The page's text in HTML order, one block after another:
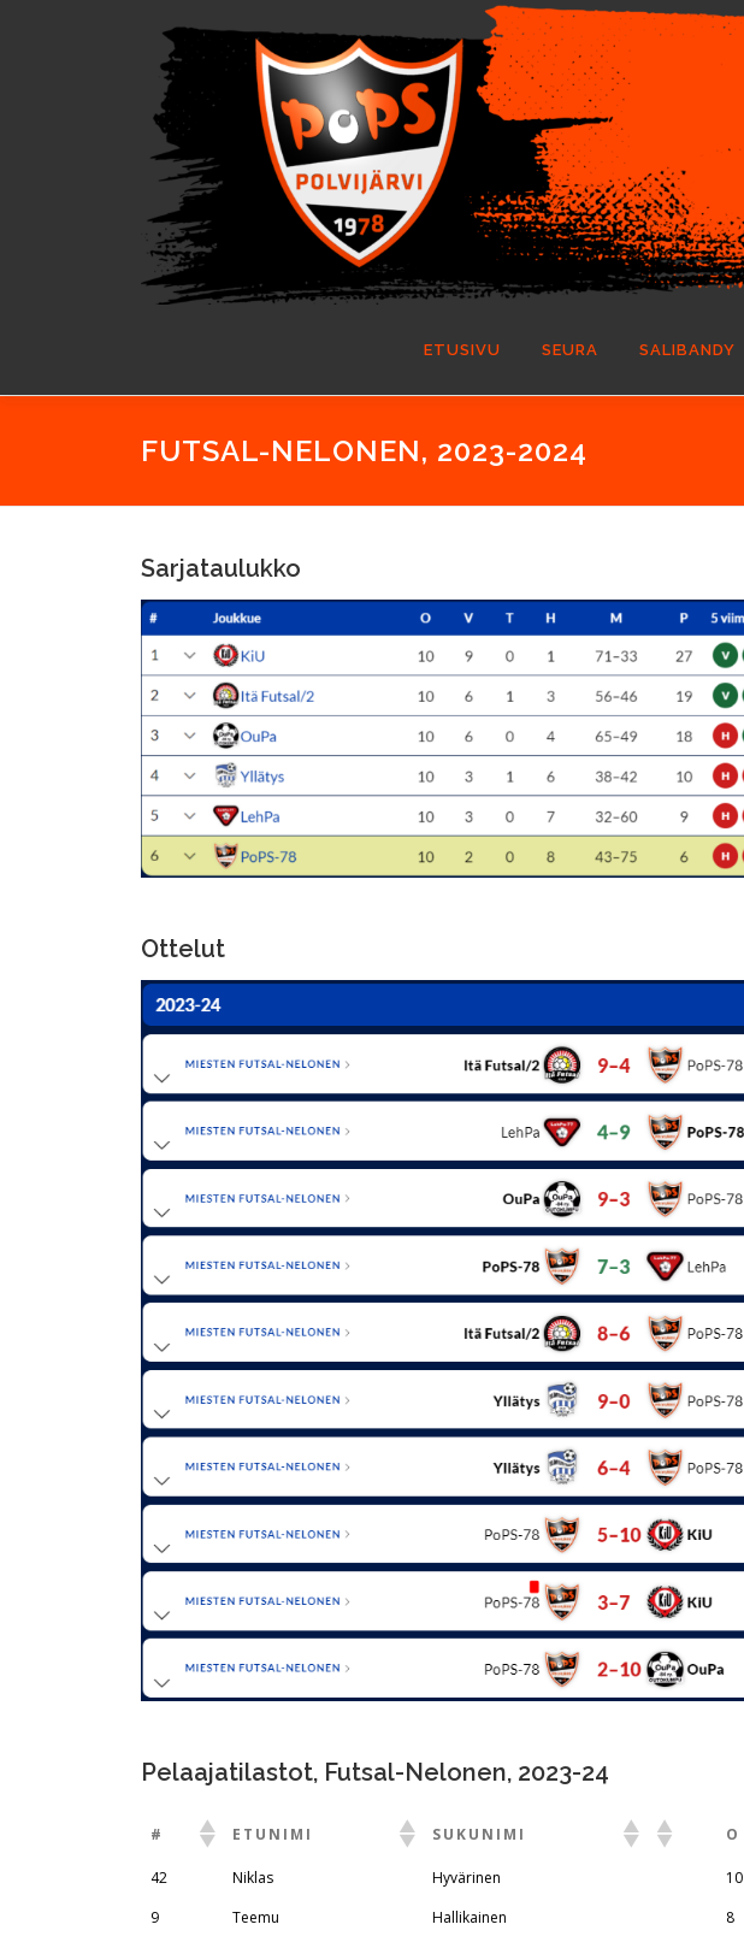
ETUSIVU SEURA SALIBANDY
FUTSAL-NELONEN, 2023-2024
Sarjataulukko
Ottelut
Pelaajatilastot, Futsal-Nelonen, 2023-24
# ETUNIMI SUKUNIMI O
42 Niklas Hyvärinen 10
9
Teemu Hallikainen 8